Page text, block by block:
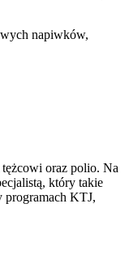
napiwków,
tężcowi oraz polio. Na
który takie
programach KTJ,